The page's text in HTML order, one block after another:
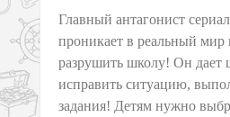
Главный антагонист
проникает в реальный мир
разрушить школу! Он дает
исправить ситуацию,
задания! Детям нужно